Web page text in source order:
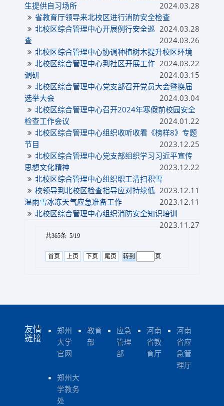
生提供自习场所
2024.03.28
省教育厅领导来北校区进行消防安全检查
2024.03.28
北校区综合管理中心开展例行安全巡
查
2024.03.26
北校区综合管理中心协调种植树木提升校区环境
2024.03.22
北校区综合管理中心到社区开展工作
调研
2024.03.15
北校区综合管理中心党支部召开党员大会暨换届
选举大会
2024.03.04
北校区综合管理中心召开2024年寒假前校园安全
检查工作会议
2024.01.22
北校区综合管理中心组织收听收看《榜样8》专题
节目
2023.12.25
北校区综合管理中心党支部组织学习习近平宣传
思想文化精神
2023.12.22
北校区综合管理中心组织职工清扫积雪
2023.12.11
校领导到北校区检查指导应对持续低
温雨雪冰冻天气应急准备工作
2023.12.11
北校区综合管理中心组织消防安全知识培训
2023.11.27
共365条 5/19
首页 上页 下页 尾页 页
友情
链接
郑州
大学
官网
教育
部
应急
管理
部
河南
省教
育厅
河南
省应
急管
理厅
郑州大
学教务
处